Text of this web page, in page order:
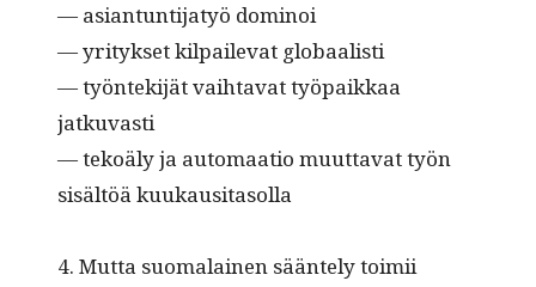
— asiantun­ti­jatyö dominoi
— yri­tyk­set kil­pail­e­vat globaalisti
— työn­tek­i­jät vai­h­ta­vat työ­paikkaa
jatkuvasti
— tekoä­ly ja automaa­tio muut­ta­vat työn
sisältöä kuukausitasolla
4. Mut­ta suo­ma­lainen sään­te­ly toimii